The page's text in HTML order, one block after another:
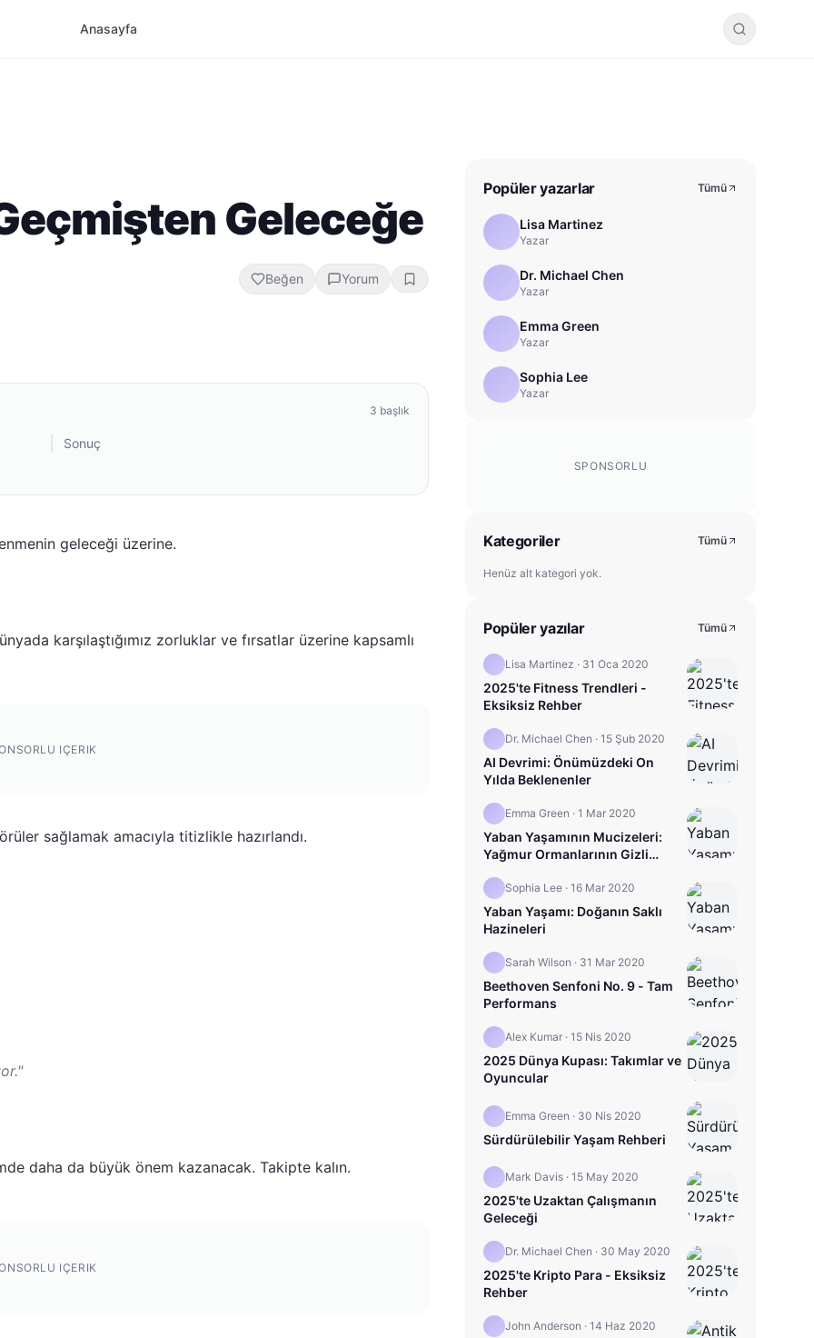
Anasayfa
Geleceğe
Beğen Yorum
3 başlık
Sonuç
geleceği üzerine.
karşılaştığımız zorluklar ve fırsatlar üzerine kapsamlı
IÇERIK
sağlamak amacıyla titizlikle hazırlandı.
daha da büyük önem kazanacak. Takipte kalın.
IÇERIK
Popüler yazarlar Tümü
Lisa Martinez
Yazar
Dr. Michael Chen
Yazar
Emma Green
Yazar
Sophia Lee
Yazar
SPONSORLU
Kategoriler Tümü
Henüz alt kategori yok.
Popüler yazılar Tümü
Lisa Martinez · 31 Oca 2020
2025'te Fitness Trendleri -
Eksiksiz Rehber
Dr. Michael Chen · 15 Şub 2020
AI Devrimi: Önümüzdeki On
Yılda Beklenenler
Emma Green · 1 Mar 2020
Yaban Yaşamının Mucizeleri:
Yağmur Ormanlarının Gizli
Sophia Lee · 16 Mar 2020
Yaban Yaşamı: Doğanın Saklı
Hazineleri
Sarah Wilson · 31 Mar 2020
Beethoven Senfoni No. 9 - Tam
Performans
Alex Kumar · 15 Nis 2020
2025 Dünya Kupası: Takımlar ve
Oyuncular
Emma Green · 30 Nis 2020
Sürdürülebilir Yaşam Rehberi
Mark Davis · 15 May 2020
2025'te Uzaktan Çalışmanın
Geleceği
Dr. Michael Chen · 30 May 2020
2025'te Kripto Para - Eksiksiz
Rehber
John Anderson · 14 Haz 2020